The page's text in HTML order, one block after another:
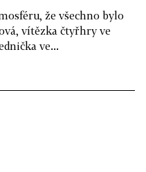
že všechno bylo
vítězka čtyřhry ve
ve...